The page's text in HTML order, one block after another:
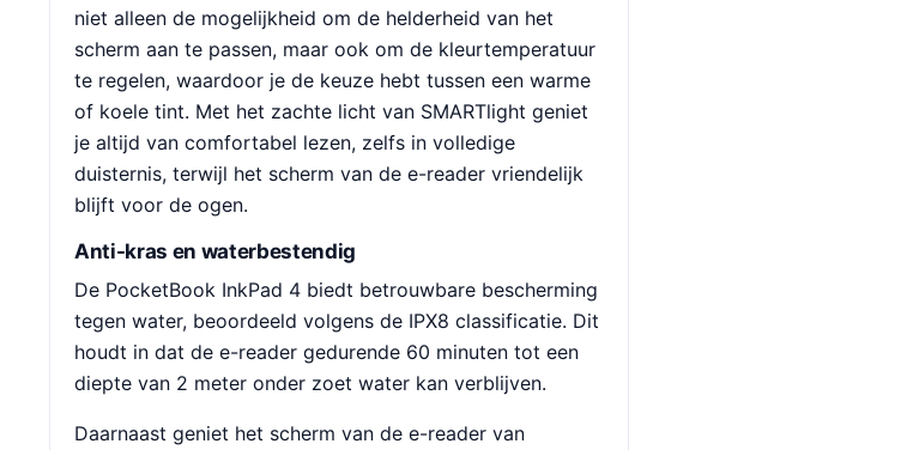
niet alleen de mogelijkheid om de helderheid van het
scherm aan te passen, maar ook om de kleurtemperatuur
te regelen, waardoor je de keuze hebt tussen een warme
of koele tint. Met het zachte licht van SMARTlight geniet
je altijd van comfortabel lezen, zelfs in volledige
duisternis, terwijl het scherm van de e-reader vriendelijk
blijft voor de ogen.
Anti-kras en waterbestendig
De PocketBook InkPad 4 biedt betrouwbare bescherming
tegen water, beoordeeld volgens de IPX8 classificatie. Dit
houdt in dat de e-reader gedurende 60 minuten tot een
diepte van 2 meter onder zoet water kan verblijven.
Daarnaast geniet het scherm van de e-reader van